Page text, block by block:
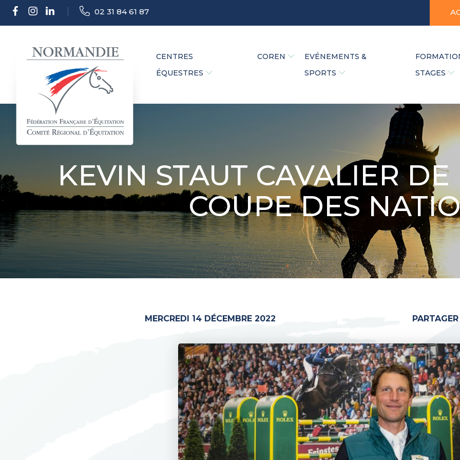
02 31 84 61 87
CENTRES
ÉQUESTRES
COREN
EVÉNEMENTS &
SPORTS
STAGES
KEVIN STAUT CAVALIER DE
COUPE DES
MERCREDI 14 DÉCEMBRE 2022